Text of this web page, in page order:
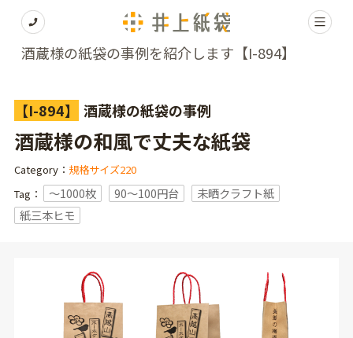
酒蔵様の紙袋の事例を紹介します【I-894】
【I-894】 酒蔵様の紙袋の事例
酒蔵様の和風で丈夫な紙袋
Category： 規格サイズ220
Tag：
〜1000枚 90～100円台
未晒クラフト紙
紙三本ヒモ